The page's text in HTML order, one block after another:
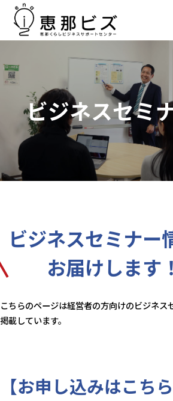
ビジネスセミ
ビジネスセミナー
お届けします！
こちらのページは経営者の方向けのビジネス
掲載しています。
【お申し込みはこちら